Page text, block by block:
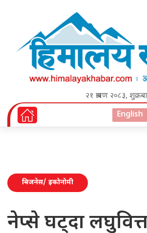
२१ श्रावण २०८३,
English
बिजनेस/ इकोनोमी
नेप्से घट्दा